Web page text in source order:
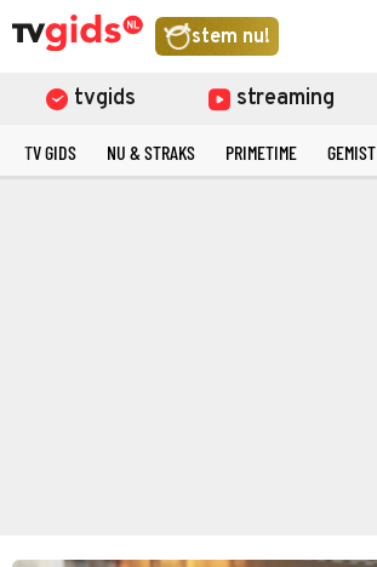
stem nu!
tvgids streaming
TV GIDS NU & STRAKS PRIMETIME GEMIST